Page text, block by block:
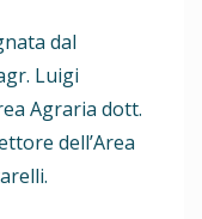
dal
Luigi
Agraria dott.
dell’Area